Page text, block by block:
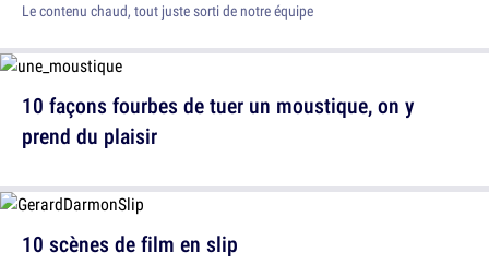
Le contenu chaud, tout juste sorti de notre équipe
10 façons fourbes de tuer un moustique, on y
prend du plaisir
10 scènes de film en slip